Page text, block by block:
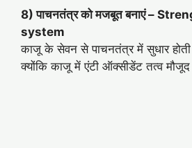
8) पाचनतंत्र को मजबूत बनाएं –
system
काजू के सेवन से पाचनतंत्र में सुधार होती
क्योंकि काजू में एंटी ऑक्सीडेंट तत्व मौजूद